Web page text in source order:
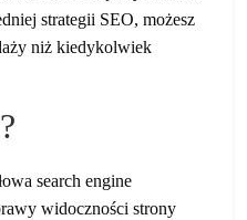
strategii SEO, możesz
niż kiedykolwiek
search engine
widoczności strony